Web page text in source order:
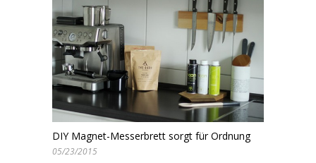
DIY Magnet-Messerbrett sorgt für Ordnung
05/23/2015